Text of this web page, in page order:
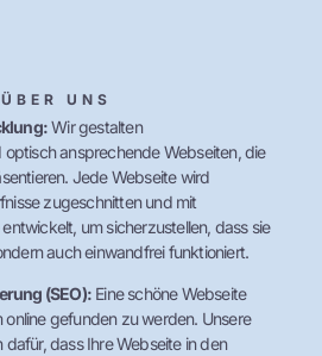
ÜBER UNS
Wir gestalten
ansprechende Webseiten, die
Jede Webseite wird
zugeschnitten und mit
um sicherzustellen, dass sie
auch einwandfrei funktioniert.
(SEO): Eine schöne Webseite
online gefunden zu werden. Unsere
dafür, dass Ihre Webseite in den